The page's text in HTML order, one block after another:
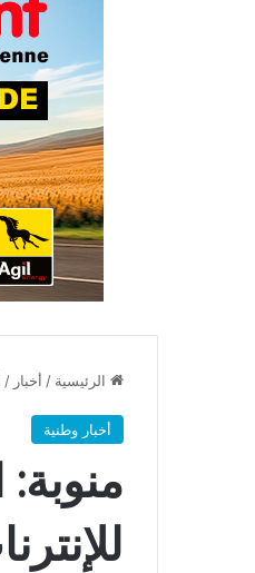
الرئيسية / أخبار /
أخبار وطنية